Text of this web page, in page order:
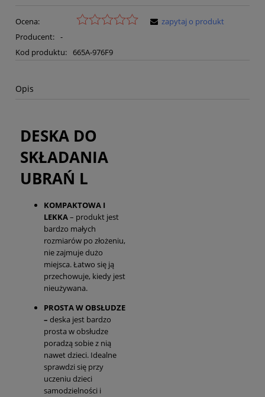
Ocena:
Producent: -
Kod produktu: 665A-976F9
zapytaj o produkt
Opis
DESKA DO
SKŁADANIA
UBRAŃ L
KOMPAKTOWA I
LEKKA– produkt jest
bardzo małych
rozmiarów po złożeniu,
nie zajmuje dużo
miejsca. Łatwo się ją
przechowuje, kiedy jest
nieużywana.
PROSTA W OBSŁUDZE
– deska jest bardzo
prosta w obsłudze
poradzą sobie z nią
nawet dzieci. Idealne
sprawdzi się przy
uczeniu dzieci
samodzielności i